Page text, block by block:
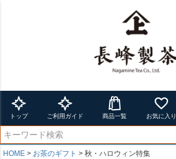
トップ ご利用ガイド 商品一覧 お気に入り
HOME お茶のギフト 秋・ハロウィン特集